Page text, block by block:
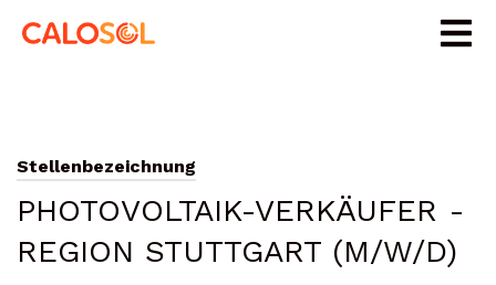
Stellenbezeichnung
PHOTOVOLTAIK-VERKÄUFER -
REGION STUTTGART (M/W/D)